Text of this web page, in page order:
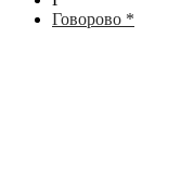
Говорово *